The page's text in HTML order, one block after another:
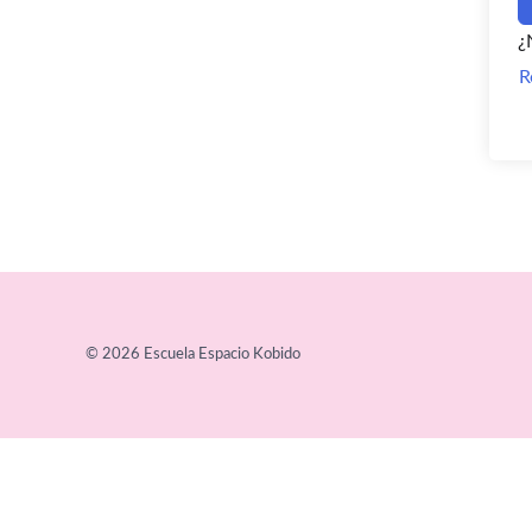
© 2026 Escuela Espacio Kobido